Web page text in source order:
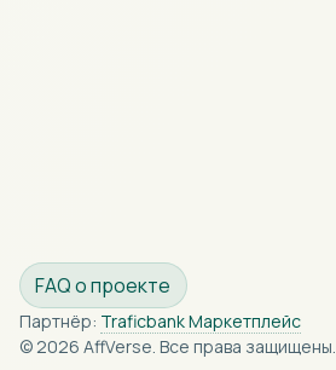
FAQ о проекте
Партнёр: Traficbank Маркетплейс
© 2026 AffVerse. Все права защищены.